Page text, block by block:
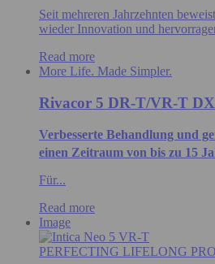
Seit mehreren Jahrzehnten
wieder Innovation und
Read more
More Life. Made Simpler.
Rivacor 5 DR-T/VR-T
Verbesserte Behandlung und
einen Zeitraum von bis zu 15
Für...
Read more
Image
PERFECTING LIFELONG